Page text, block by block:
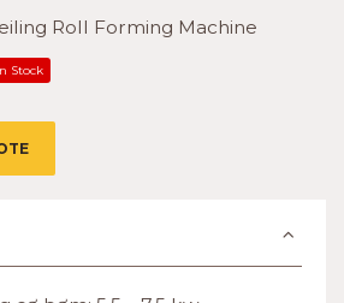
Roll Forming Machine
Stock